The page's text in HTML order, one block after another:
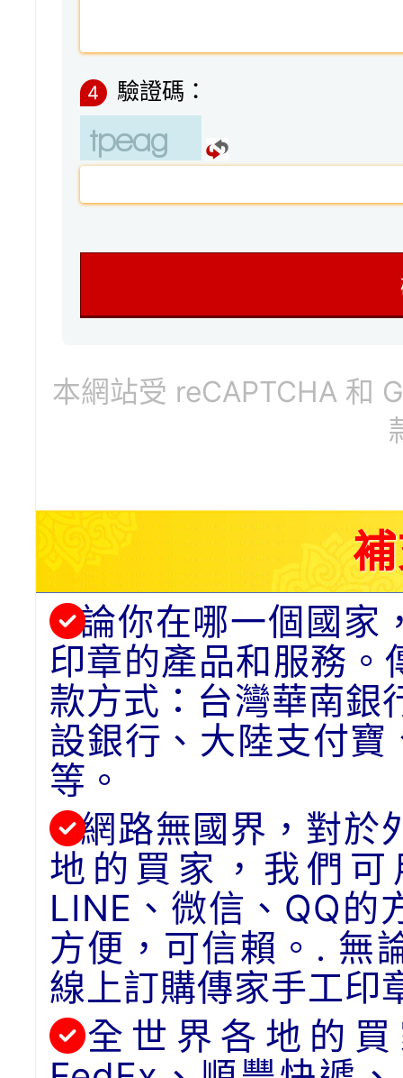
4 驗證碼：
本網站受 reCAPTCHA 和
論你在哪一個國家
印章的產品和服務。
款方式：台灣華南銀
設銀行、大陸支付
等。
網路無國界，對於
地的買家，我們
LINE、微信、QQ的
方便，可信賴。. 無
線上訂購傳家手工印
全世界各地的買